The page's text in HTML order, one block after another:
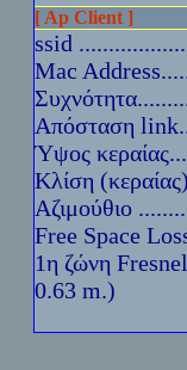
[ Ap Client ]
ssid
Mac
Απόσταση
Ύψoς
Κλίση
Αζιμούθιο
Free Space
1η ζώνη
0.63 m.)